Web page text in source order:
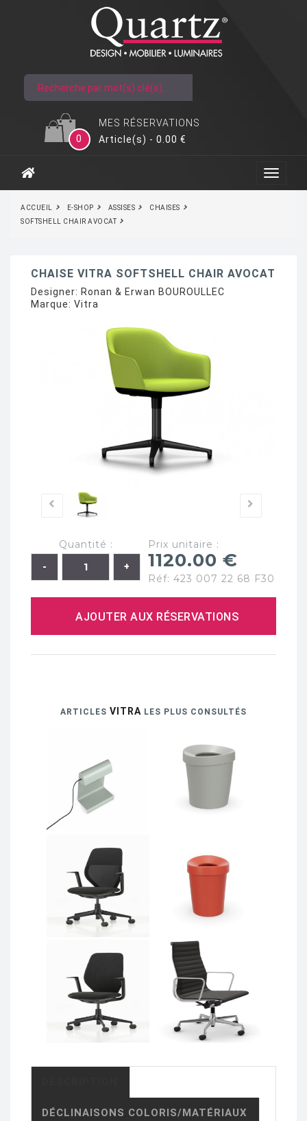
MES RÉSERVATIONS
0
Article(s) - 0.00 €
ACCUEIL E-SHOP ASSISES
CHAISES
SOFTSHELL CHAIR AVOCAT
CHAISE VITRA SOFTSHELL CHAIR AVOCAT
Designer: Ronan & Erwan BOUROULLEC
Marque: Vitra
Quantité : Prix unitaire :
1120.00 €
Réf: 423 007 22 68 F30
AJOUTER AUX RÉSERVATIONS
ARTICLES VITRA LES PLUS CONSULTÉS
DÉCLINAISONS COLORIS/MATÉRIAUX